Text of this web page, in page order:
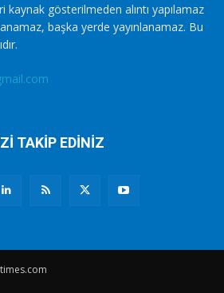
gösterilmeden alıntı yapılamaz
başka yerde yayınlanamaz. Bu
TAKİP EDİNİZ